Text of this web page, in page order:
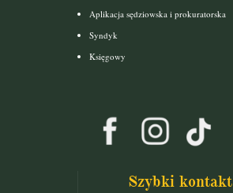
Aplikacja sędziowska i prokuratorska
Syndyk
Księgowy
Szybki kontakt